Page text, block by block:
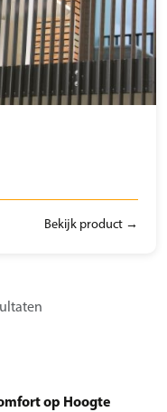
Bekijk product →
op Hoogte